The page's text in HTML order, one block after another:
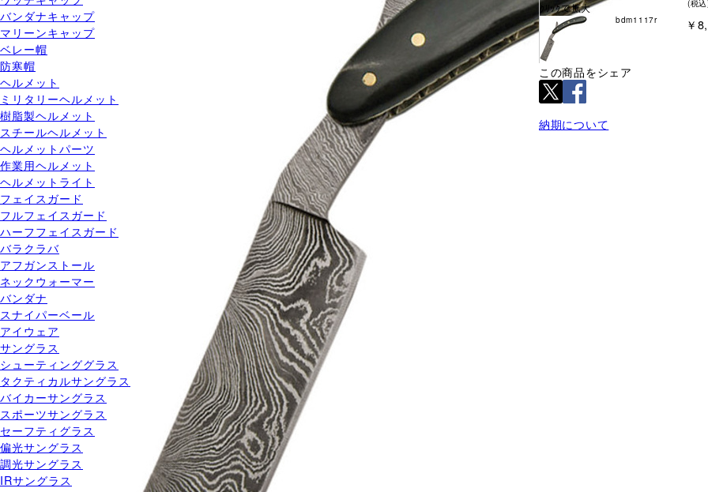
バンダナキャップ
マリーンキャップ
ベレー帽
防寒帽
ヘルメット
ミリタリーヘルメット
樹脂製ヘルメット
スチールヘルメット
ヘルメットパーツ
作業用ヘルメット
ヘルメットライト
フェイスガード
フルフェイスガード
ハーフフェイスガード
バラクラバ
アフガンストール
ネックウォーマー
バンダナ
スナイパーベール
アイウェア
サングラス
シューティンググラス
タクティカルサングラス
バイカーサングラス
スポーツサングラス
セーフティグラス
偏光サングラス
調光サングラス
IRサングラス
ｸﾘｯｸで拡大 (税
bdm1117r ￥
この商品をシェア
納期について